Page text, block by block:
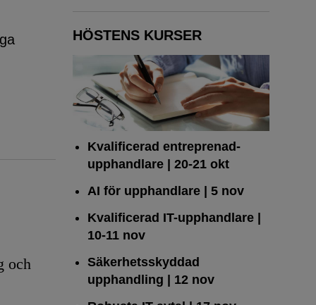
och
HÖSTENS KURSER
Kvalificerad entreprenad­
upphandlare
| 20-21 okt
AI för upphandlare | 5 nov
Kvalificerad IT-upphandlare |
10-11 nov
Säkerhetsskyddad
upphandling | 12 nov